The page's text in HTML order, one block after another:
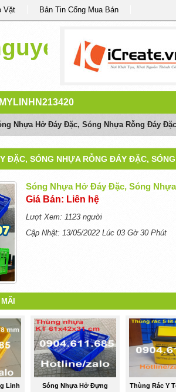
Vặt Bản Tin Cổng Mua Bán
MYLINHN213420
Nhựa Hở Đáy Đặc, Sóng Nhựa Rỗng Đáy
ĐẶC, SÓNG NHỰA RỖNG ĐÁY ĐẶC,
Sóng Nhựa Hở Đáy Đặc, Sóng
Giá Bán: Liên hệ
Lượt Xem: 1123 người
Cập Nhật: 13/05/2022 Lúc 03 Gờ 30 Phút
Linh
Sóng Nhựa Hở Đựng
Thùng Rác Y